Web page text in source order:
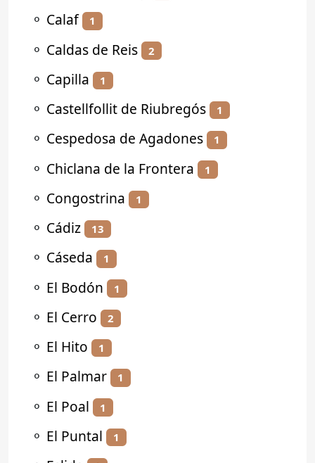
⚬ Calaf 1
⚬ Caldas de Reis 2
⚬ Capilla 1
⚬ Castellfollit de Riubregós 1
⚬ Cespedosa de Agadones 1
⚬ Chiclana de la Frontera 1
⚬ Congostrina 1
⚬ Cádiz 13
⚬ Cáseda 1
⚬ El Bodón 1
⚬ El Cerro 2
⚬ El Hito 1
⚬ El Palmar 1
⚬ El Poal 1
⚬ El Puntal 1